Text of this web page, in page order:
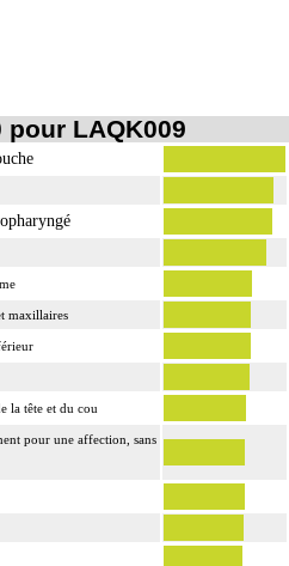
LAQK009
maxillaires
la tête et du cou
pour une affection, sans